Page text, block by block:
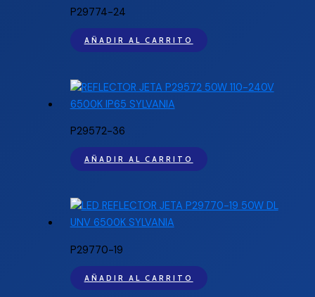
P29774-24
AÑADIR AL CARRITO
P29572-36
AÑADIR AL CARRITO
P29770-19
AÑADIR AL CARRITO